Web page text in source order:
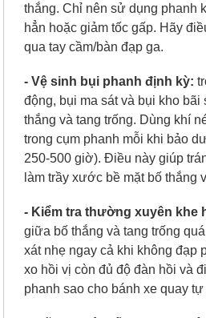
thắng. Chỉ nên sử dụng phanh
hẳn hoặc giảm tốc gấp. Hãy
qua tay cầm/bàn đạp ga.
- Vệ sinh bụi phanh định kỳ: t
động, bụi ma sát và bụi kho
thắng và tang trống. Dùng khí
trong cụm phanh mỗi khi bảo
250-500 giờ). Điều này giúp
làm trầy xước bề mặt bố thắng
- Kiểm tra thường xuyên khe
giữa bố thắng và tang trống
xát nhẹ ngay cả khi không đạp
xo hồi vị còn đủ độ đàn hồi và
phanh sao cho bánh xe quay